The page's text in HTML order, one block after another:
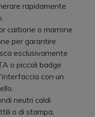
rapidamente
carbone o marrone
per garantire
esclusivamente
o piccoli badge
con un
neutri caldi
o di stampa,